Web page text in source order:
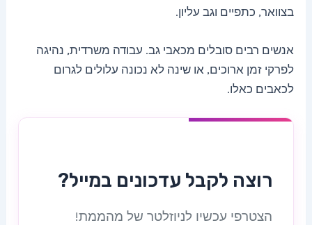
בצוואר, כתפיים וגב עליון.
אנשים רבים סובלים מכאבי גב. עבודה משרדית, נהיגה
לפרקי זמן ארוכים, או שינה לא נכונה עלולים לגרום
לכאבים כאלו.
רוצה לקבל עדכונים במייל?
הצטרפי עכשיו לניוזלטר של מהממת!